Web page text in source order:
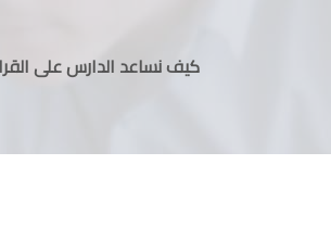
كيف نساعد الدارس على